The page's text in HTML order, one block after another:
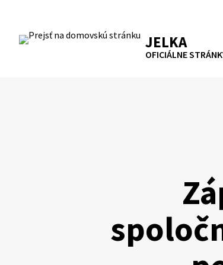
obsah
RSS Mapa Tlačiť
JELKA
OFICIÁLNE